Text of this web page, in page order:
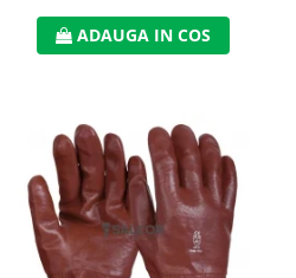
ADAUGA IN COS